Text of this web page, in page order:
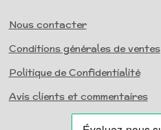
Nous contacter
Conditions générales de ventes
Politique de Confidentialité
Avis clients et commentaires